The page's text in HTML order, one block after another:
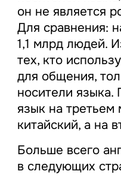
он не является
Для сравнения:
1,1 млрд людей.
тех, кто
для общения,
носители языка.
язык на третьем
китайский, а на
Больше всего
в следующих